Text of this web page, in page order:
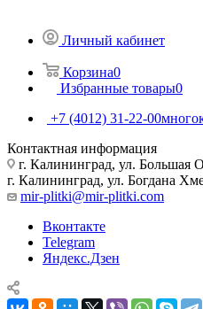
Личный кабинет
Корзина0
Избранные товары0
+7 (4012) 31-22-00
Контактная информация
г. Калининград, ул. Большая
г. Калининград, ул. Богдана
mir-plitki@mir-plitki.com
Вконтакте
Telegram
Яндекс.Дзен